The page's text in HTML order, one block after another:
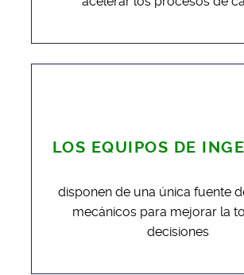
LOS EQUIPOS DE
disponen de una única fuente
mecánicos para mejorar la
decisiones